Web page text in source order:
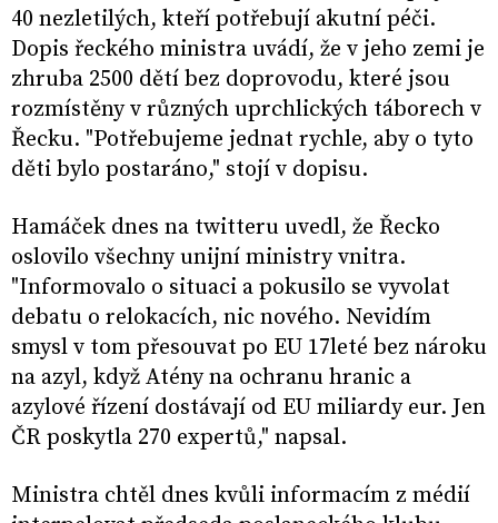
40 nezletilých, kteří potřebují akutní péči.
Dopis řeckého ministra uvádí, že v jeho zemi je
zhruba 2500 dětí bez doprovodu, které jsou
rozmístěny v různých uprchlických táborech v
Řecku. "Potřebujeme jednat rychle, aby o tyto
děti bylo postaráno," stojí v dopisu.
Hamáček dnes na twitteru uvedl, že Řecko
oslovilo všechny unijní ministry vnitra.
"Informovalo o situaci a pokusilo se vyvolat
debatu o relokacích, nic nového. Nevidím
smysl v tom přesouvat po EU 17leté bez nároku
na azyl, když Atény na ochranu hranic a
azylové řízení dostávají od EU miliardy eur. Jen
ČR poskytla 270 expertů," napsal.
Ministra chtěl dnes kvůli informacím z médií